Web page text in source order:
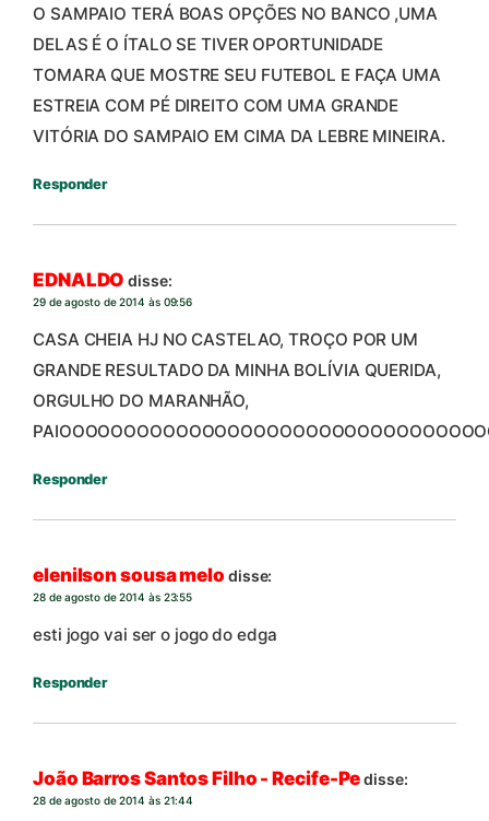
O SAMPAIO TERÁ BOAS OPÇÕES NO BANCO ,UMA
DELAS É O ÍTALO SE TIVER OPORTUNIDADE
TOMARA QUE MOSTRE SEU FUTEBOL E FAÇA UMA
ESTREIA COM PÉ DIREITO COM UMA GRANDE
VITÓRIA DO SAMPAIO EM CIMA DA LEBRE MINEIRA.
Responder
EDNALDO disse:
29 de agosto de 2014 às 09:56
CASA CHEIA HJ NO CASTELAO, TROÇO POR UM
GRANDE RESULTADO DA MINHA BOLÍVIA QUERIDA,
ORGULHO DO MARANHÃO,
Responder
elenilson sousa melo disse:
28 de agosto de 2014 às 23:55
esti jogo vai ser o jogo do edga
Responder
João Barros Santos Filho - Recife-Pedisse:
28 de agosto de 2014 às 21:44